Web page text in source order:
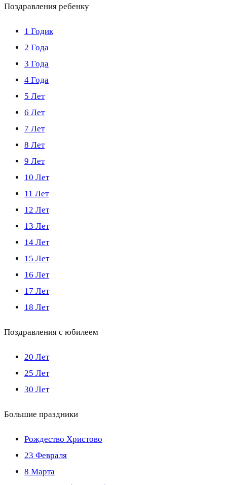
Поздравления ребенку
1 Годик
2 Года
3 Года
4 Года
5 Лет
6 Лет
7 Лет
8 Лет
9 Лет
10 Лет
11 Лет
12 Лет
13 Лет
14 Лет
15 Лет
16 Лет
17 Лет
18 Лет
Поздравления с юбилеем
20 Лет
25 Лет
30 Лет
Большие праздники
Рождество Христово
23 Февраля
8 Марта